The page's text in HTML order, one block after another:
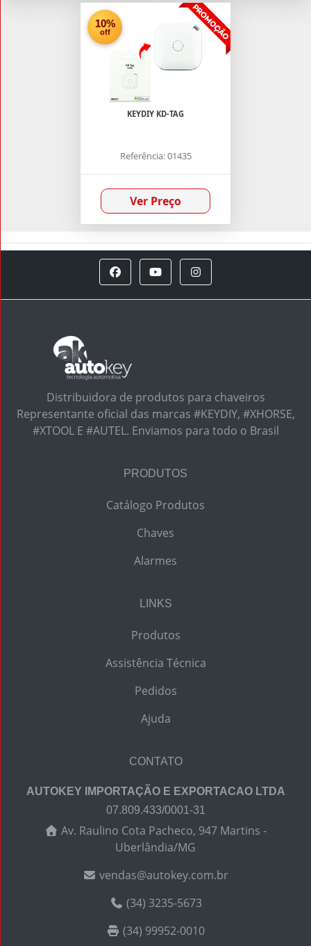
10%
off
KEYDIY KD-TAG
Referência: 01435
Ver Preço
Distribuidora de produtos para chaveiros
Representante oficial das marcas #KEYDIY, #XHORSE,
#XTOOL E #AUTEL. Enviamos para todo o Brasil
PRODUTOS
Catálogo Produtos
Chaves
Alarmes
LINKS
Produtos
Assistência Técnica
Pedidos
Ajuda
CONTATO
AUTOKEY IMPORTAÇÃO E EXPORTACAO LTDA
07.809.433/0001-31
Av. Raulino Cota Pacheco, 947 Martins -
Uberlândia/MG
vendas@autokey.com.br
(34) 3235-5673
(34) 99952-0010